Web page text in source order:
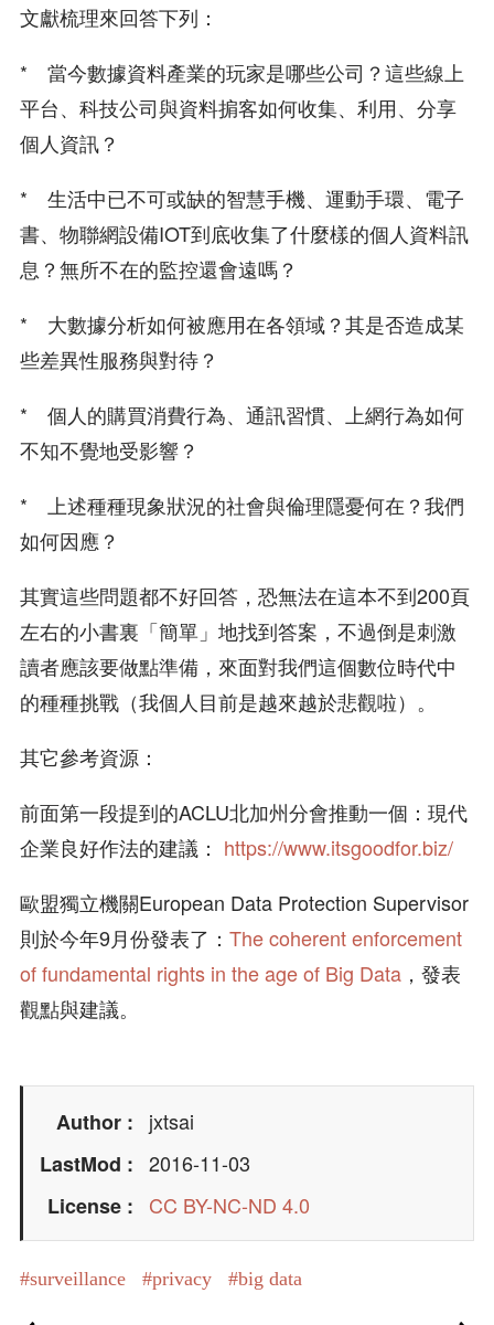
文獻梳理來回答下列：
* 當今數據資料產業的玩家是哪些公司？這些線上
平台、科技公司與資料掮客如何收集、利用、分享
個人資訊？
* 生活中已不可或缺的智慧手機、運動手環、電子
書、物聯網設備IOT到底收集了什麼樣的個人資料訊
息？無所不在的監控還會遠嗎？
* 大數據分析如何被應用在各領域？其是否造成某
些差異性服務與對待？
* 個人的購買消費行為、通訊習慣、上網行為如何
不知不覺地受影響？
* 上述種種現象狀況的社會與倫理隱憂何在？我們
如何因應？
其實這些問題都不好回答，恐無法在這本不到200頁
左右的小書裏「簡單」地找到答案，不過倒是刺激
讀者應該要做點準備，來面對我們這個數位時代中
的種種挑戰（我個人目前是越來越於悲觀啦）。
其它參考資源：
前面第一段提到的ACLU北加州分會推動一個：現代
企業良好作法的建議： https://www.itsgoodfor.biz/
歐盟獨立機關European Data Protection Supervisor
則於今年9月份發表了： The coherent enforcement
of fundamental rights in the age of Big Data ，發表
觀點與建議。
Author
jxtsai
LastMod
2016-11-03
License
CC BY-NC-ND 4.0
surveillance privacy big data